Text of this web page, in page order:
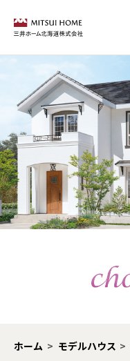
ホーム モデルハウス